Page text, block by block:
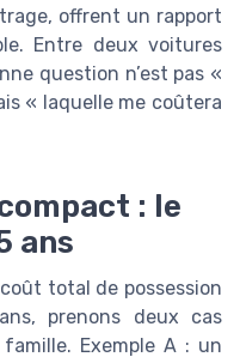
offrent un rapport
Entre deux voitures
question n’est pas «
« laquelle me coûtera
: le
ans
total de possession
prenons deux cas
Exemple A : un